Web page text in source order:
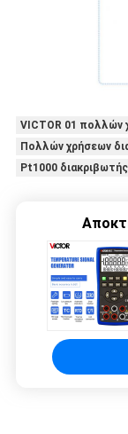
VICTOR 01 πολλών
Πολλών χρήσεων
Pt1000 διακριβωτής